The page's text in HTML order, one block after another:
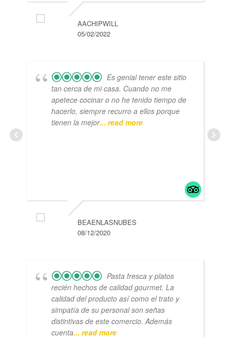
AACHIPWILL
05/02/2022
Es genial tener este sitio
tan cerca de mi casa. Cuando no me
apetece cocinar o no he tenido tiempo de
hacerlo, siempre recurro a ellos porque
tienen la mejor... read more
BEAENLASNUBES
08/12/2020
Pasta fresca y platos
recién hechos de calidad gourmet. La
calidad del producto así como el trato y
simpatía de su personal son señas
distintivas de este comercio. Además
cuenta... read more